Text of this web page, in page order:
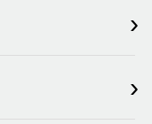
›
›